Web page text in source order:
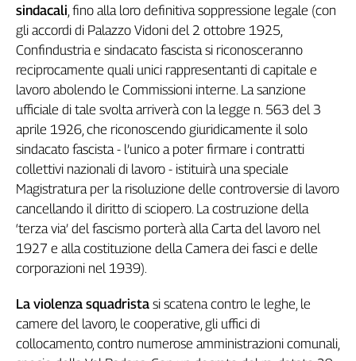
G8
di
Genova,
il
sangue
della
ragione
120
anni
Collettiva
Collettiva
Rubriche
Collettiva
Talk
sindacali, fino alla loro definitiva soppressione legale (con
gli accordi di Palazzo Vidoni del 2 ottobre 1925,
Confindustria e sindacato fascista si riconosceranno
reciprocamente quali unici rappresentanti di capitale e
lavoro abolendo le Commissioni interne. La sanzione
ufficiale di tale svolta arriverà con la legge n. 563 del 3
aprile 1926, che riconoscendo giuridicamente il solo
sindacato fascista - l’unico a poter firmare i contratti
collettivi nazionali di lavoro - istituirà una speciale
Magistratura per la risoluzione delle controversie di lavoro
cancellando il diritto di sciopero. La costruzione della
‘terza via’ del fascismo porterà alla Carta del lavoro nel
1927 e alla costituzione della Camera dei fasci e delle
corporazioni nel 1939).
La violenza squadrista si scatena contro le leghe, le
camere del lavoro, le cooperative, gli uffici di
collocamento, contro numerose amministrazioni comunali,